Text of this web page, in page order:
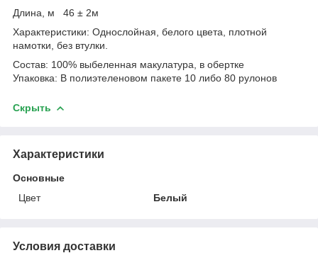
Длина, м 46 ± 2м
Характеристики: Однослойная, белого цвета, плотной
намотки, без втулки.
Состав: 100% выбеленная макулатура, в обертке
Упаковка: В полиэтеленовом пакете 10 либо 80 рулонов
Скрыть
Характеристики
Основные
Цвет
Белый
Условия доставки